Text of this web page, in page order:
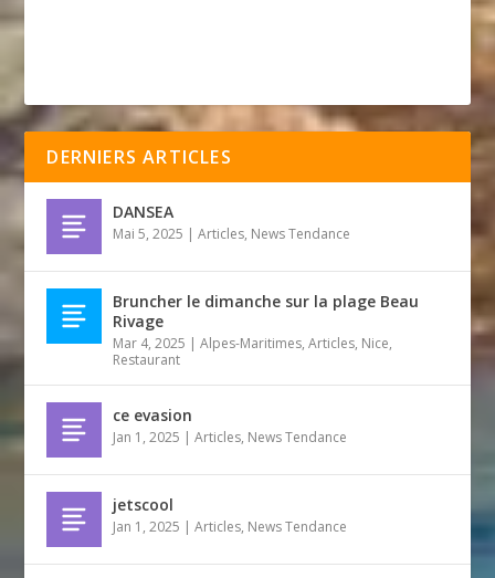
DERNIERS ARTICLES
DANSEA
Mai 5, 2025 |Articles, News Tendance
Bruncher le dimanche sur la plage Beau
Rivage
Mar 4, 2025 |Alpes-Maritimes,Articles, Nice,
Restaurant
ce evasion
Jan 1, 2025 |Articles, News Tendance
jetscool
Jan 1, 2025 |Articles, News Tendance